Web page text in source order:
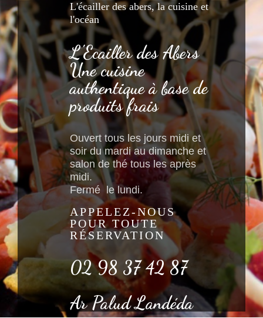
L'écailler des abers, la cuisine et
l'océan
L'Ecailler des Abers
Une cuisine
authentique à base de
produits frais
Ouvert tous les jours midi et
soir du mardi au dimanche et
salon de thé tous les après
midi.
Fermé le lundi.
APPELEZ-NOUS
POUR TOUTE
RÉSERVATION
02 98 37 42 87
Ar Palud Landéda